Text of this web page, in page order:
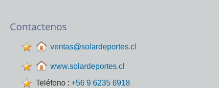
Contactenos
ventas@solardeportes.cl
www.solardeportes.cl
Teléfono : +56 9 6235 6918